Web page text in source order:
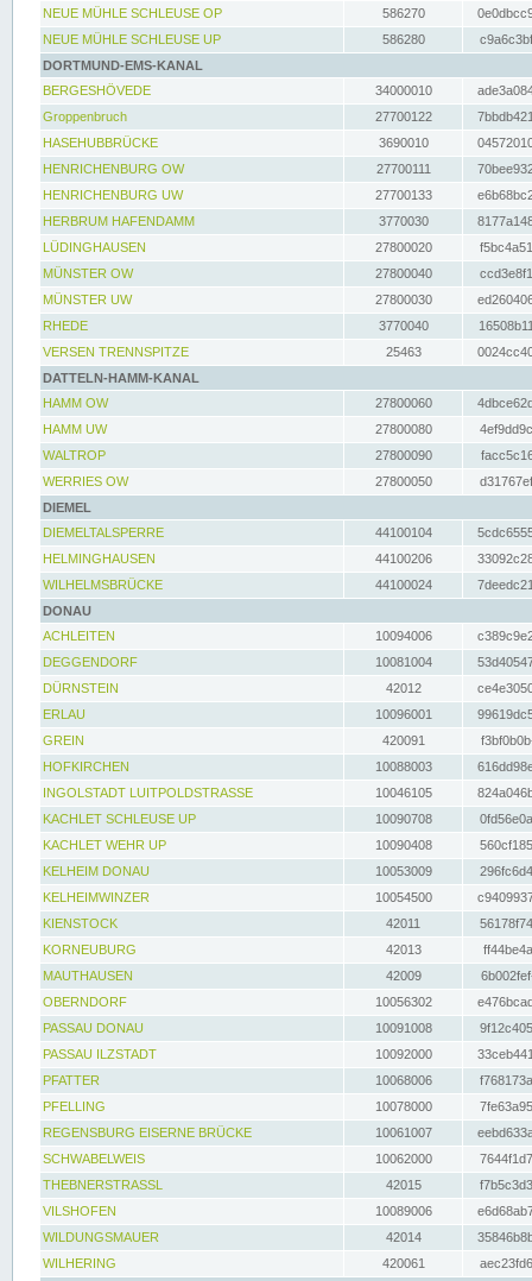
NEUE MÜHLE SCHLEUSE OP
586270
NEUE MÜHLE SCHLEUSE UP
586280
DORTMUND-EMS-KANAL
BERGESHÖVEDE
34000010
Groppenbruch
27700122
HASEHUBBRÜCKE
3690010
HENRICHENBURG OW
27700111
HENRICHENBURG UW
27700133
HERBRUM HAFENDAMM
3770030
LÜDINGHAUSEN
27800020
MÜNSTER OW
27800040
MÜNSTER UW
27800030
RHEDE
3770040
VERSEN TRENNSPITZE
25463
DATTELN-HAMM-KANAL
HAMM OW
27800060
HAMM UW
27800080
WALTROP
27800090
WERRIES OW
27800050
DIEMEL
DIEMELTALSPERRE
44100104
HELMINGHAUSEN
44100206
WILHELMSBRÜCKE
44100024
DONAU
ACHLEITEN
10094006
DEGGENDORF
10081004
DÜRNSTEIN
42012
ERLAU
10096001
GREIN
420091
HOFKIRCHEN
10088003
INGOLSTADT LUITPOLDSTRASSE
10046105
KACHLET SCHLEUSE UP
10090708
KACHLET WEHR UP
10090408
KELHEIM DONAU
10053009
KELHEIMWINZER
10054500
KIENSTOCK
42011
KORNEUBURG
42013
MAUTHAUSEN
42009
OBERNDORF
10056302
PASSAU DONAU
10091008
PASSAU ILZSTADT
10092000
PFATTER
10068006
PFELLING
10078000
REGENSBURG EISERNE BRÜCKE
10061007
SCHWABELWEIS
10062000
THEBNERSTRASSL
42015
VILSHOFEN
10089006
WILDUNGSMAUER
42014
WILHERING
420061